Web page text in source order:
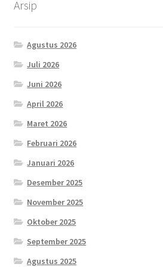
Arsip
Agustus 2026
Juli 2026
Juni 2026
April 2026
Maret 2026
Februari 2026
Januari 2026
Desember 2025
November 2025
Oktober 2025
September 2025
Agustus 2025